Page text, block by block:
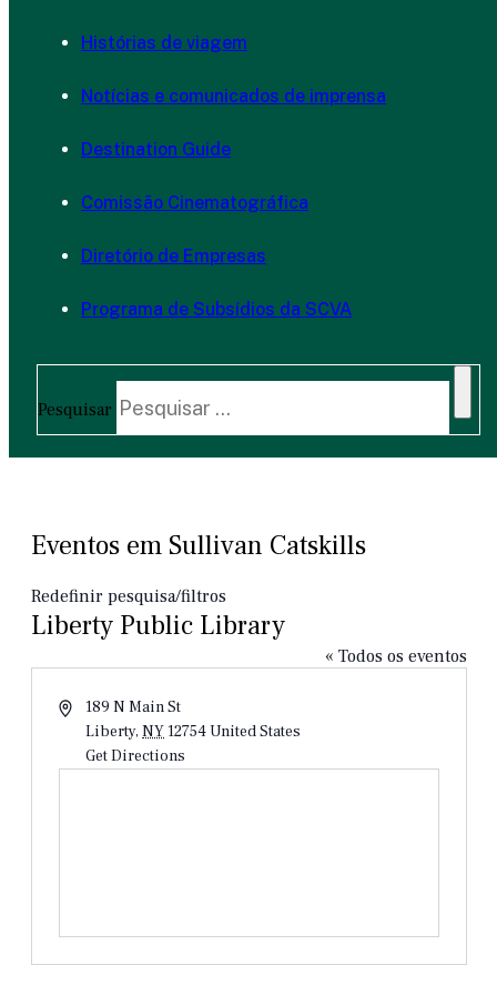
Histórias de viagem
Notícias e comunicados de imprensa
Destination Guide
Comissão Cinematográfica
Diretório de Empresas
Programa de Subsídios da SCVA
Pesquisar
Eventos em Sullivan Catskills
Redefinir pesquisa/filtros
Liberty Public Library
« Todos os eventos
Endereço
189 N Main St
Liberty, NY12754United States
Get Directions